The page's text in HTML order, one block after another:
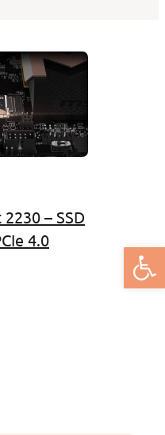
Deschide
– SSD
4.0